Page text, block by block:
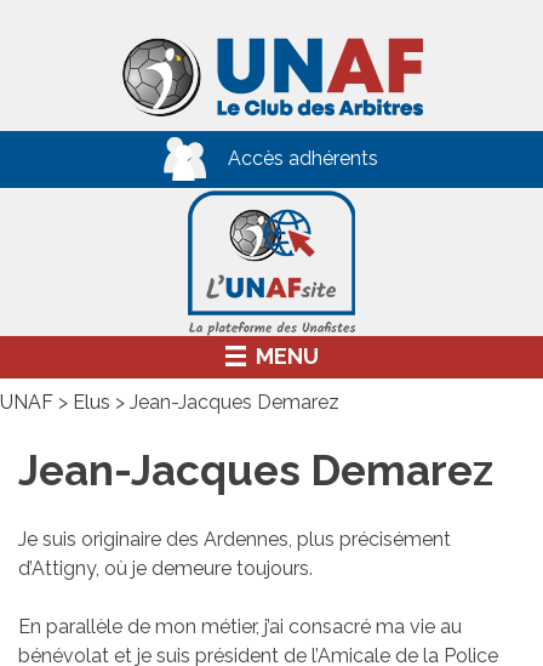
Accès adhérents
MENU
UNAF > Elus > Jean-Jacques Demarez
Jean-Jacques Demarez
Je suis originaire des Ardennes, plus précisément
d’Attigny, où je demeure toujours.
En parallèle de mon métier, j’ai consacré ma vie au
bénévolat et je suis président de l’Amicale de la Police